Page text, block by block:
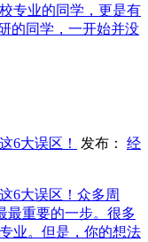
专业的同学，更是有
的同学，一开始并没
6大误区！ 发布： 经
6大误区！众多周
最重要的一步。很多
业。但是，你的想法